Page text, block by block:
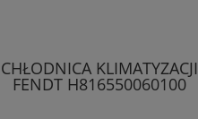
CHŁODNICA KLIMATYZACJI
FENDT H816550060100